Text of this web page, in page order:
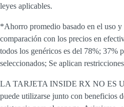
leyes aplicables.
*Ahorro promedio basado en el uso
comparación con los precios en
todos los genéricos es del 78%; 37%
seleccionados; Se aplican
LA TARJETA INSIDE RX NO ES
puede utilizarse junto con beneficios